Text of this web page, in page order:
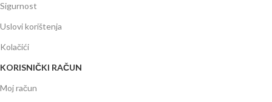
Sigurnost
Uslovi korištenja
Kolačići
KORISNIČKI RAČUN
Moj račun